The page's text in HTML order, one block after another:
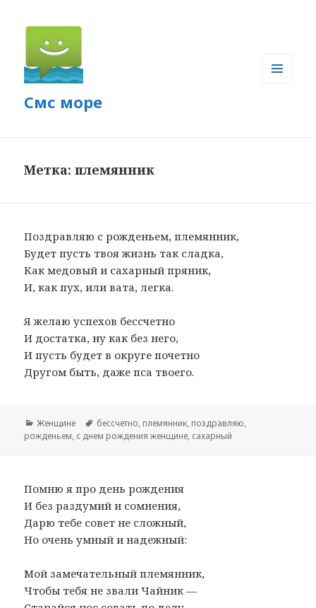
Смс море
Метка: племянник
Поздравляю с рожденьем, племянник,
Будет пусть твоя жизнь так сладка,
Как медовый и сахарный пряник,
И, как пух, или вата, легка.
Я желаю успехов бессчетно
И достатка, ну как без него,
И пусть будет в округе почетно
Другом быть, даже пса твоего.
Рубрики
Женщине Метки
бессчетно, племянник, поздравляю,
рожденьем, с днем рождения женщине, сахарный
Помню я про день рождения
И без раздумий и сомнения,
Дарю тебе совет не сложный,
Но очень умный и надежный:
Мой замечательный племянник,
Чтобы тебя не звали Чайник —